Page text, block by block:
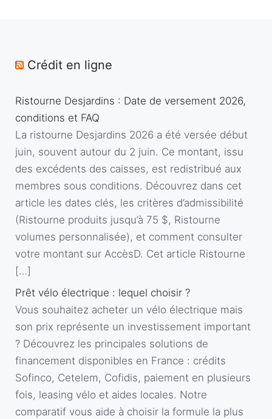
Crédit en ligne
Ristourne Desjardins : Date de versement 2026,
conditions et FAQ
La ristourne Desjardins 2026 a été versée début
juin, souvent autour du 2 juin. Ce montant, issu
des excédents des caisses, est redistribué aux
membres sous conditions. Découvrez dans cet
article les dates clés, les critères d’admissibilité
(Ristourne produits jusqu’à 75 $, Ristourne
volumes personnalisée), et comment consulter
votre montant sur AccèsD. Cet article Ristourne
[…]
Prêt vélo électrique : lequel choisir ?
Vous souhaitez acheter un vélo électrique mais
son prix représente un investissement important
? Découvrez les principales solutions de
financement disponibles en France : crédits
Sofinco, Cetelem, Cofidis, paiement en plusieurs
fois, leasing vélo et aides locales. Notre
comparatif vous aide à choisir la formule la plus